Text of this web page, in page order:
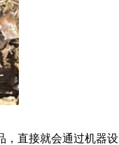
直接就会通过机器设